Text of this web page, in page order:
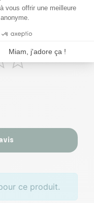
ce produit.